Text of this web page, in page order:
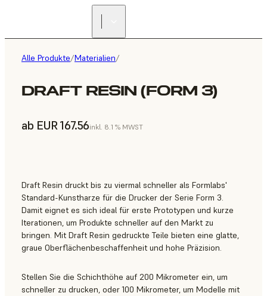
Alle Produkte/Materialien/
DRAFT RESIN (FORM 3)
ab EUR 167.56inkl. 8.1 % MWST
Draft Resin druckt bis zu viermal schneller als Formlabs'
Standard-Kunstharze für die Drucker der Serie Form 3.
Damit eignet es sich ideal für erste Prototypen und kurze
Iterationen, um Produkte schneller auf den Markt zu
bringen. Mit Draft Resin gedruckte Teile bieten eine glatte,
graue Oberflächenbeschaffenheit und hohe Präzision.
Stellen Sie die Schichthöhe auf 200 Mikrometer ein, um
schneller zu drucken, oder 100 Mikrometer, um Modelle mit